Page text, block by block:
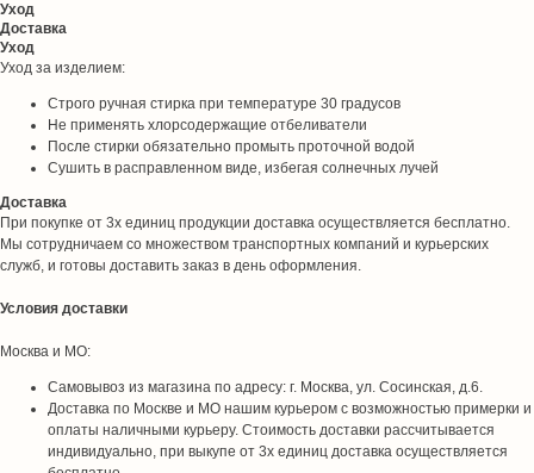
Уход
Доставка
Уход
Уход за изделием:
Строго ручная стирка при температуре 30 градусов
Не применять хлорсодержащие отбеливатели
После стирки обязательно промыть проточной водой
Сушить в расправленном виде, избегая солнечных лучей
Доставка
При покупке от 3х единиц продукции доставка осуществляется бесплатно.
Мы сотрудничаем со множеством транспортных компаний и курьерских
служб, и готовы доставить заказ в день оформления.
Условия доставки
Москва и МО:
Самовывоз из магазина по адресу: г. Москва, ул. Сосинская, д.6.
Доставка по Москве и МО нашим курьером с возможностью примерки и
оплаты наличными курьеру. Стоимость доставки рассчитывается
индивидуально, при выкупе от 3х единиц доставка осуществляется